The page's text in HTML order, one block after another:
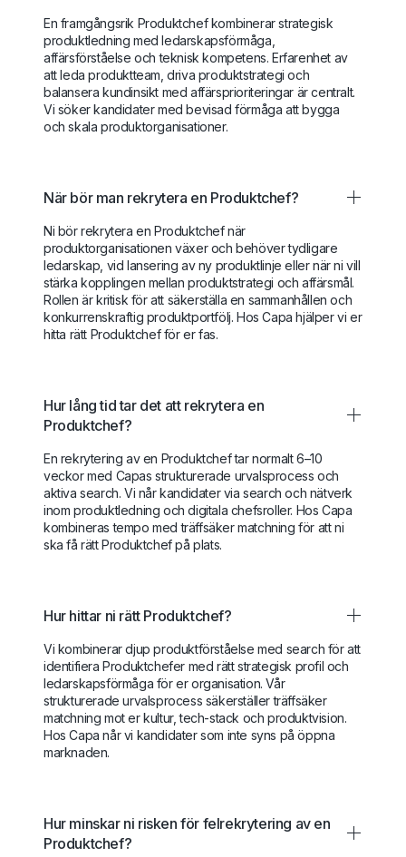
En framgångsrik Produktchef kombinerar strategisk
produktledning med ledarskapsförmåga,
affärsförståelse och teknisk kompetens. Erfarenhet av
att leda produktteam, driva produktstrategi och
balansera kundinsikt med affärsprioriteringar är centralt.
Vi söker kandidater med bevisad förmåga att bygga
och skala produktorganisationer.
När bör man rekrytera en Produktchef?
Ni bör rekrytera en Produktchef när
produktorganisationen växer och behöver tydligare
ledarskap, vid lansering av ny produktlinje eller när ni vill
stärka kopplingen mellan produktstrategi och affärsmål.
Rollen är kritisk för att säkerställa en sammanhållen och
konkurrenskraftig produktportfölj. Hos Capa hjälper vi er
hitta rätt Produktchef för er fas.
Hur lång tid tar det att rekrytera en
Produktchef?
En rekrytering av en Produktchef tar normalt 6–10
veckor med Capas strukturerade urvalsprocess och
aktiva search. Vi når kandidater via search och nätverk
inom produktledning och digitala chefsroller. Hos Capa
kombineras tempo med träffsäker matchning för att ni
ska få rätt Produktchef på plats.
Hur hittar ni rätt Produktchef?
Vi kombinerar djup produktförståelse med search för att
identifiera Produktchefer med rätt strategisk profil och
ledarskapsförmåga för er organisation. Vår
strukturerade urvalsprocess säkerställer träffsäker
matchning mot er kultur, tech-stack och produktvision.
Hos Capa når vi kandidater som inte syns på öppna
marknaden.
Hur minskar ni risken för felrekrytering av en
Produktchef?